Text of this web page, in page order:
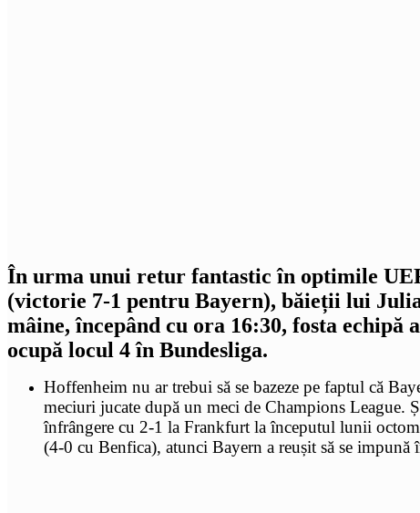
În urma unui retur fantastic în optimile
(victorie 7-1 pentru Bayern), băieții lui
mâine, începând cu ora 16:30, fosta
ocupă locul 4 în Bundesliga.
Hoffenheim nu ar trebui să se bazeze pe faptul că
meciuri jucate după un meci de Champions League.
înfrângere cu 2-1 la Frankfurt la începutul lunii
(4-0 cu Benfica), atunci Bayern a reușit să se